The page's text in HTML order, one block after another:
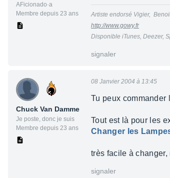
AFicionado·a
Membre depuis 23 ans
Artiste endorsé Vigier,
http://www.gowy.fr
Disponible iTunes, Deezer,
signaler
Chuck Van Damme
Je poste, donc je suis
Membre depuis 23 ans
08 Janvier 2004 à 13:45
Tu peux commander
Tout est là pour les
Changer les
très facile à
signaler